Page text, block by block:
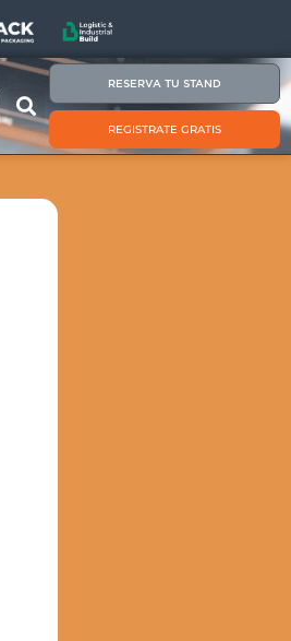
RESERVA TU STAND
REGISTRATE GRATIS